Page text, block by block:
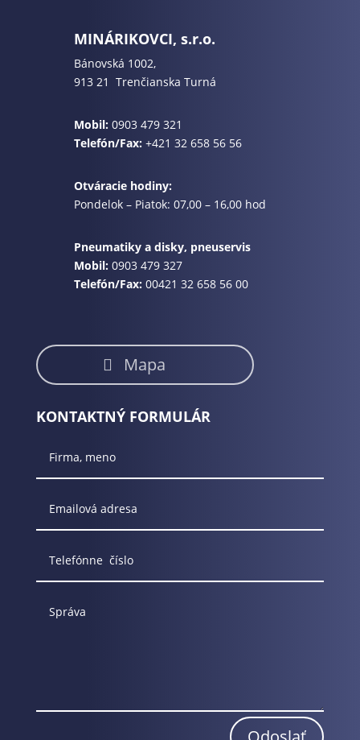
MINÁRIKOVCI, s.r.o.
Bánovská 1002,
913 21 Trenčianska Turná
Mobil: 0903 479 321
Telefón/Fax:+421 32 658 56 56
Otváracie hodiny:
Pondelok – Piatok: 07,00 – 16,00 hod
Pneumatiky a disky, pneuservis
Mobil: 0903 479 327
Telefón/Fax:00421 32 658 56 00
Mapa
KONTAKTNÝ FORMULÁR